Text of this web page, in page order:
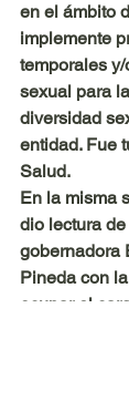
en el ámbito
implemente
temporales
sexual para
diversidad
entidad. Fue
Salud.
En la misma
dio lectura
gobernadora
Pineda con
ocupar el